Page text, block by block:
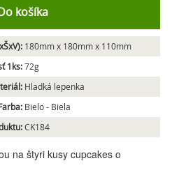
košíka
180mm x 180mm x 110mm
1ks:72g
Hladká lepenka
Bielo - Biela
CK184
na štyri kusy cupcakes o